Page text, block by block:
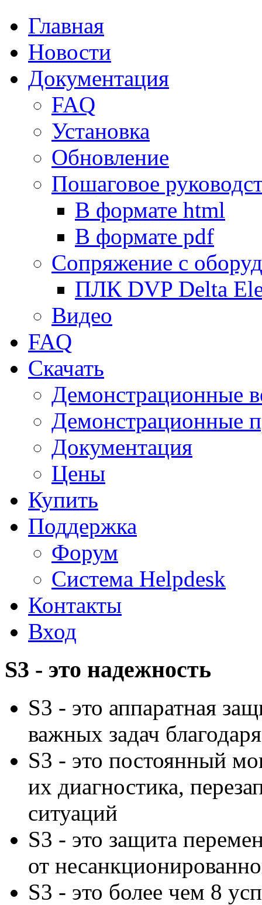
Главная
Новости
Документация
FAQ
Установка
Обновление
Пошаговое
В формате html
В формате pdf
Сопряжение с
ПЛК DVP Delta
Видео
FAQ
Скачать
Демонстрационные
Демонстрационные
Документация
Цены
Купить
Поддержка
Форум
Система Helpdesk
Контакты
Вход
S3 - это надежность
S3 - это аппаратная
важных задач
S3 - это постоянный
их диагностика,
ситуаций
S3 - это защита
от
S3 - это более чем 8